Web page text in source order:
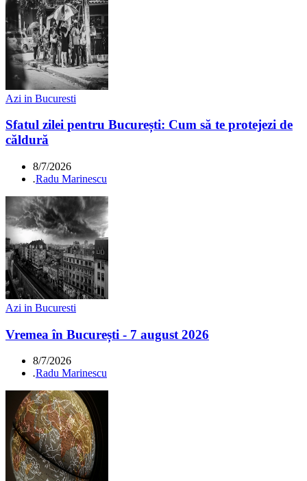
Azi in Bucuresti
Sfatul zilei pentru București: Cum să te protejezi de
căldură
8/7/2026
.Radu Marinescu
Azi in Bucuresti
Vremea în București - 7 august 2026
8/7/2026
.Radu Marinescu